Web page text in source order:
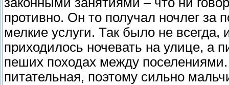
противно. Он то получал ночлег за
мелкие услуги. Так было не
приходилось ночевать на улице, а
пеших походах между поселениями.
питательная, поэтому сильно